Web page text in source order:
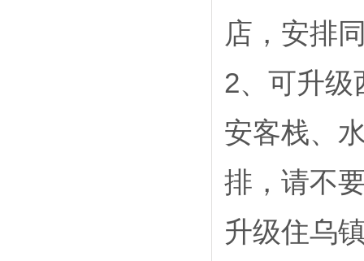
店，安排
2、可升级
安客栈、
排，请不
升级住乌